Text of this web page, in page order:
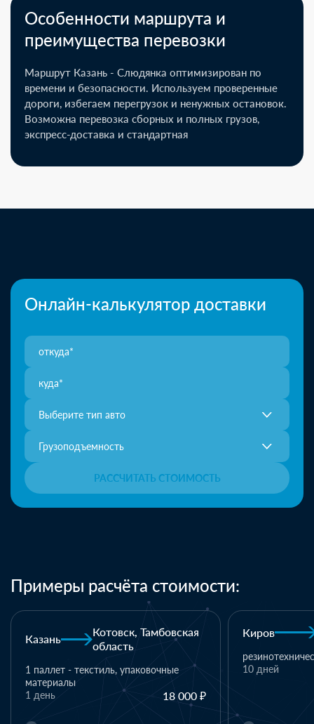
Особенности маршрута и
преимущества перевозки
Маршрут Казань - Слюдянка оптимизирован по
времени и безопасности. Используем проверенные
дороги, избегаем перегрузок и ненужных остановок.
Возможна перевозка сборных и полных грузов,
экспресс-доставка и стандартная
Онлайн-калькулятор доставки
Выберите тип авто
Грузоподъемность
РАССЧИТАТЬ СТОИМОСТЬ
Примеры расчёта стоимости:
Хабаровск
резинотехнические изделия
700 000 ₽
10 дней
Кохма
19 м3
1 день